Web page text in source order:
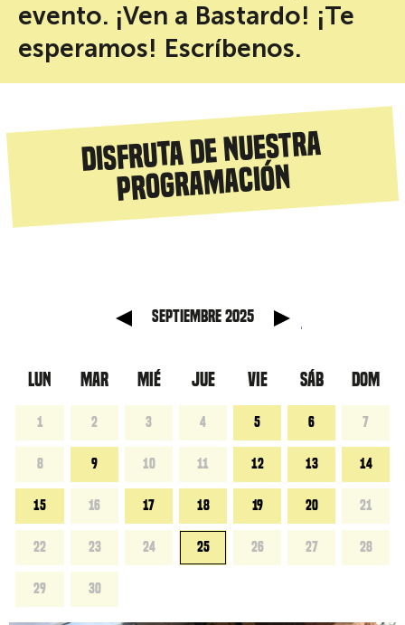
evento. ¡Ven a Bastardo! ¡Te
esperamos! Escríbenos.
Disfruta de nuestra
programación
septiembre 2025
LUN MAR MIÉ JUE VIE SÁB DOM
1 2 3 4 5 6 7
8 9 10 11 12 13 14
15 16 17 18 19 20 21
22 23 24 25 26 27 28
29 30